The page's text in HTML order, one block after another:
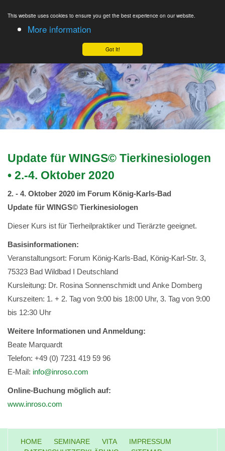
This website uses cookies to ensure you get the best experience on our website.
More information
Got It!
Update für WINGS© Tierkinesiologen
• 2.-4. Oktober 2020
2. - 4. Oktober 2020 im Forum König-Karls-Bad
Update für WINGS© Tierkinesiologen
Dieser Kurs ist für Tierheilpraktiker und Tierärzte geeignet.
Basisinformationen:
Veranstaltungsort: Forum König-Karls-Bad, König-Karl-Str. 3,
75323 Bad Wildbad I Deutschland
Kursleitung: Dr. Rosina Sonnenschmidt und Anke Domberg
Kurszeiten: 1. + 2. Tag von 9:00 bis 18:00 Uhr, 3. Tag von 9:00
bis 12:30 Uhr
Weitere Informationen und Anmeldung:
Beate Marquardt
Telefon: +49 (0) 7231 419 59 96
E-Mail: info@inroso.com
Online-Buchung möglich auf:
www.inroso.com
HOME SEMINARE VITA
IMPRESSUM